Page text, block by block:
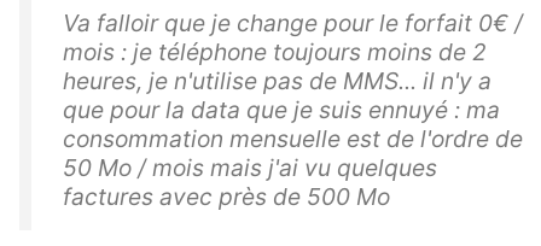
Va falloir que je change pour le forfait 0€ /
mois : je téléphone toujours moins de 2
heures, je n'utilise pas de MMS... il n'y a
que pour la data que je suis ennuyé : ma
consommation mensuelle est de l'ordre de
50 Mo / mois mais j'ai vu quelques
factures avec près de 500 Mo